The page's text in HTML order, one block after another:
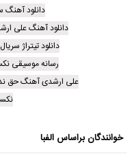
دانلود آهنگ
دانلود آهنگ علی
دانلود تیتراژ
رسانه موسیقی
علی ارشدی آهنگ حق
خوانندگان براساس الفبا